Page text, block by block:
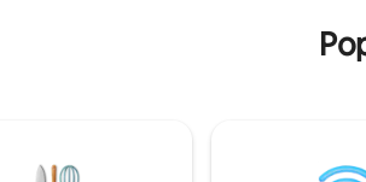
Tunis Carthage is op 7 's
Geniet
de